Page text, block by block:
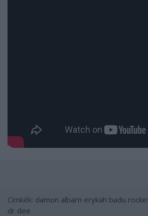
Címkék: damon albarn erykah badu
dr dee